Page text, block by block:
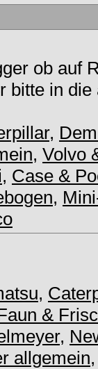
ob auf
bitte in die
,
, Volvo
, Case &
,
,
&
,
allgemein,